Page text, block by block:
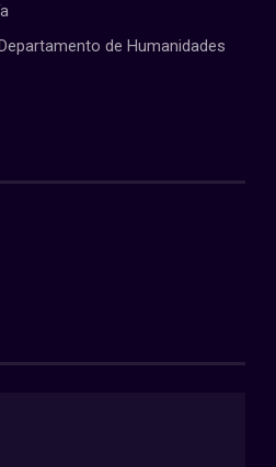
de Humanidades